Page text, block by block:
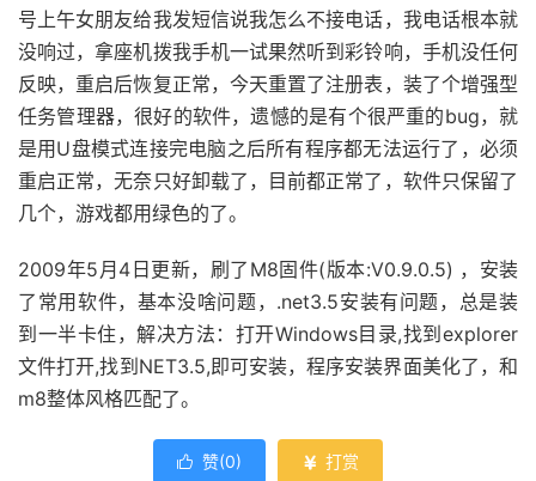
号上午女朋友给我发短信说我怎么不接电话，我电话根本就
没响过，拿座机拨我手机一试果然听到彩铃响，手机没任何
反映，重启后恢复正常，今天重置了注册表，装了个增强型
任务管理器，很好的软件，遗憾的是有个很严重的bug，就
是用U盘模式连接完电脑之后所有程序都无法运行了，必须
重启正常，无奈只好卸载了，目前都正常了，软件只保留了
几个，游戏都用绿色的了。
2009年5月4日更新，刷了M8固件(版本:V0.9.0.5) ，安装
了常用软件，基本没啥问题，.net3.5安装有问题，总是装
到一半卡住，解决方法：打开Windows目录,找到explorer
文件打开,找到NET3.5,即可安装，程序安装界面美化了，和
m8整体风格匹配了。
 赞(0)  打赏